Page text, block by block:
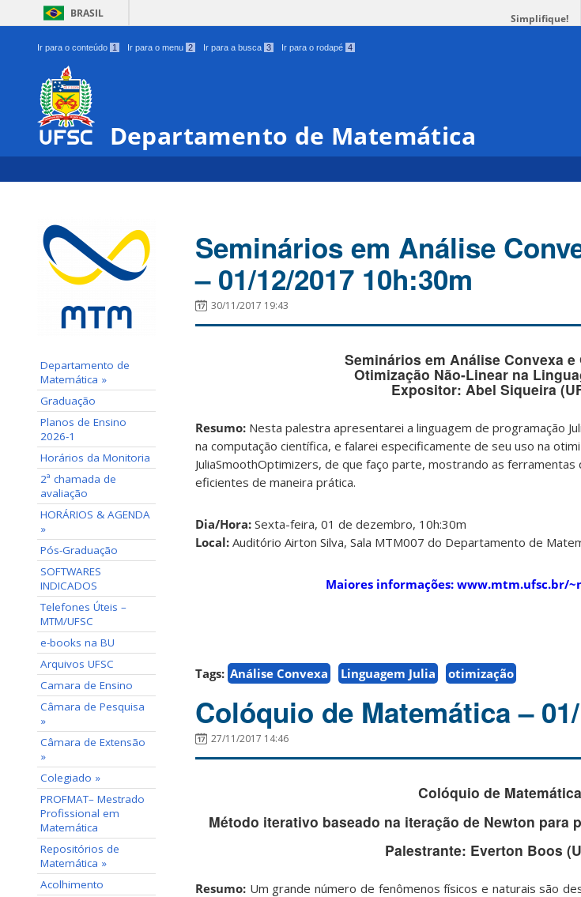
BRASIL Simplifique!
Ir para o conteúdo 1 Ir para o menu 2 Ir para a busca 3 Ir para o rodapé 4
Departamento de Matemática
Departamento de
Matemática »
Graduação
Planos de Ensino
2026-1
Horários da Monitoria
2ª chamada de
avaliação
HORÁRIOS & AGENDA
»
Pós-Graduação
SOFTWARES
INDICADOS
Telefones Úteis –
MTM/UFSC
e-books na BU
Arquivos UFSC
Camara de Ensino
Câmara de Pesquisa
»
Câmara de Extensão
»
Colegiado »
PROFMAT– Mestrado
Profissional em
Matemática
Repositórios de
Matemática »
Acolhimento
Seminários em Análise
– 01/12/2017 10h:30m
30/11/2017 19:43
Seminários em Análise Convexa e
Otimização Não-Linear na
Expositor: Abel Siqueira
Resumo: Nesta palestra apresentarei a linguagem de programação
na computação científica, e falarei especificamente de seu uso na
JuliaSmoothOptimizers, de que faço parte, mostrando as
eficientes de maneira prática.
Dia/Hora: Sexta-feira, 01 de dezembro, 10h:30m
Local: Auditório Airton Silva, Sala MTM007 do Departamento de
Maiores informações: www.mtm.ufsc.br/
Tags: Análise Convexa Linguagem Julia otimização
Colóquio de Matemática –
27/11/2017 14:46
Colóquio de Matemática
Método iterativo baseado na iteração de Newton para
Palestrante: Everton Boos
Resumo: Um grande número de fenômenos físicos e naturais são